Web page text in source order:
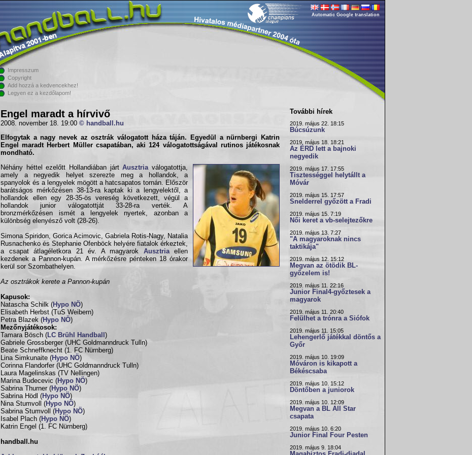
Automatic Google translation
Impresszum
Copyright
Add hozzá a kedvencekhez!
Legyen ez a kezdőlapom!
Engel maradt a hírvivő
2008. november 18. 19:00 © handball.hu
Elfogytak a nagy nevek azosztrák válogatottháza táján. Egyedül a nürnbergi Katrin
Engel maradt Herbert Müller csapatában, aki 124 válogatottságával rutinos játékosnak
mondható.
Néhány héttel ezelőtt Hollandiában jártAusztria válogatottja,
amely a negyedik helyet szerezte meg a hollandok, a
spanyolok és a lengyelek mögött a hatcsapatos tornán. Először
barátságos mérkőzésen 38-13-ra kaptak ki a lengyelektől, a
hollandok ellen egy 28-35-ös vereség következett, végül a
hollandok junior válogatottját 33-28-ra verték. A
bronzmérkőzésen ismét a lengyelek nyertek, azonban a
különbség elenyésző volt (28-26).
Simona Spiridon, Gorica Acimovic, Gabriela Rotis-Nagy, Natalia
Rusnachenko és Stephanie Ofenböck helyére fiatalok érkeztek,
a csapat átlagéletkora 21 év. A magyarok Ausztriaellen
kezdenek a Pannon-kupán. A mérkőzésre pénteken 18 órakor
kerül sor Szombathelyen.
Az osztrákok kerete a Pannon-kupán
Kapusok:
Natascha Schilk (Hypo NÖ)
Elisabeth Herbst (TuS Weibern)
Petra Blazek (Hypo NÖ)
Mezőnyjátékosok:
Tamara Bösch ( LC Brühl Handball )
Gabriele Grossberger (UHC Goldmanndruck Tulln)
Beate Schneffknecht (1. FC Nürnberg)
Lina Simkunaite (Hypo NÖ)
Corinna Flandorfer (UHC Goldmanndruck Tulln)
Laura Magelinskas (TV Nellingen)
Marina Budecevic (Hypo NÖ)
Sabrina Thurner (Hypo NÖ)
Sabrina Hödl (Hypo NÖ)
Nina Stumvoll (Hypo NÖ)
Sabrina Stumvoll (Hypo NÖ)
Isabel Plach (Hypo NÖ)
Katrin Engel (1. FC Nürnberg)
handball.hu
További hírek
2019. május 22. 18:15
Búcsúzunk
2019. május 18. 18:21
Az ÉRD lett a bajnoki
negyedik
2019. május 17. 17:55
Tisztességgel helytállt a
Móvár
2019. május 15. 17:57
Snelderrel győzött a Fradi
2019. május 15. 7:19
Női keret a vb-selejtezőkre
2019. május 13. 7:27
"A magyaroknak nincs
taktikája"
2019. május 12. 15:12
Megvan az ötödik BL-
győzelem is!
2019. május 11. 22:16
Junior Final4-győztesek a
magyarok
2019. május 11. 20:40
Felülhet a trónra a Siófok
2019. május 11. 15:05
Lehengerlő játékkal döntős a
Győr
2019. május 10. 19:09
Móváron is kikapott a
Békéscsaba
2019. május 10. 15:12
Döntőben a juniorok
2019. május 10. 12:09
Megvan a BL All Star
csapata
2019. május 10. 6:20
Junior Final Four Pesten
2019. május 9. 18:04